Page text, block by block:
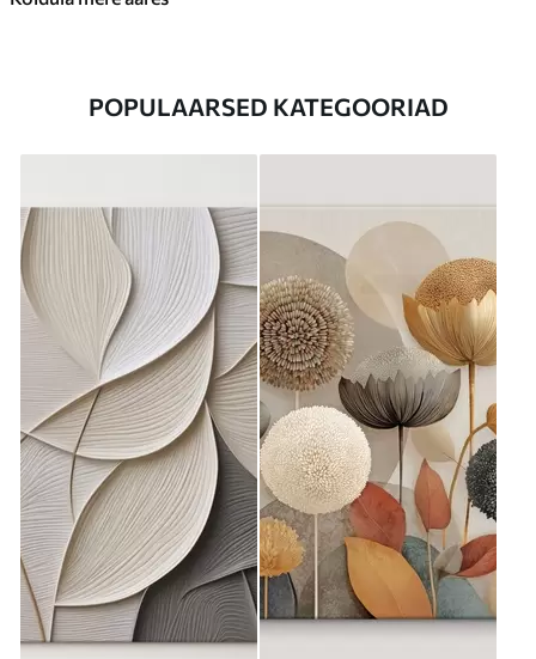
POPULAARSED KATEGOORIAD